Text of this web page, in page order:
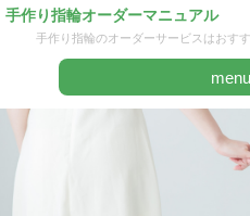
手作り指輪オーダーマニュアル
手作り指輪のオーダーサービスはおす
menu